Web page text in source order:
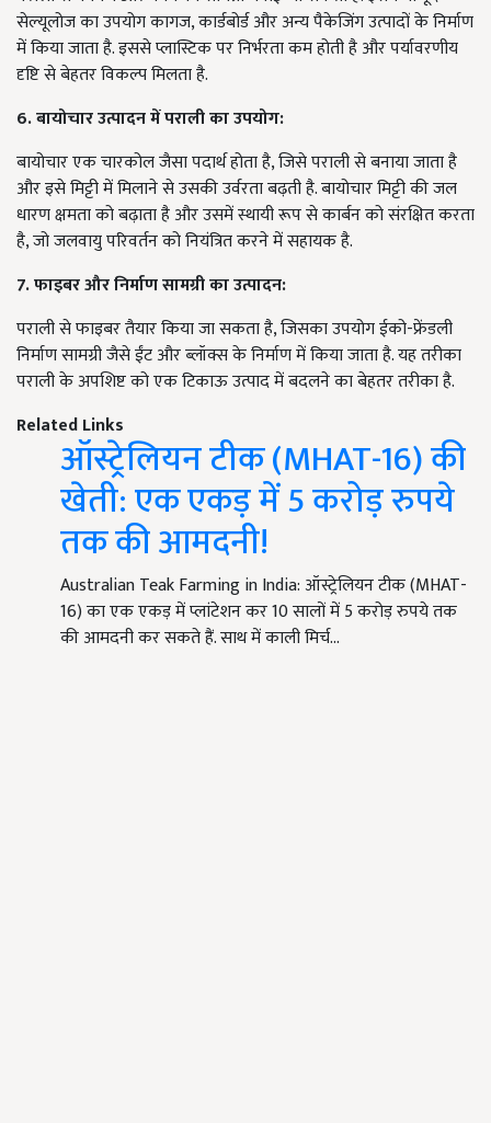
सेल्यूलोज का उपयोग कागज, कार्डबोर्ड और अन्य पैकेजिंग उत्पादों के निर्माण
में किया जाता है. इससे प्लास्टिक पर निर्भरता कम होती है और पर्यावरणीय
दृष्टि से बेहतर विकल्प मिलता है.
6. बायोचार उत्पादन में पराली का उपयोग:
बायोचार एक चारकोल जैसा पदार्थ होता है, जिसे पराली से बनाया जाता है
और इसे मिट्टी में मिलाने से उसकी उर्वरता बढ़ती है. बायोचार मिट्टी की जल
धारण क्षमता को बढ़ाता है और उसमें स्थायी रूप से कार्बन को संरक्षित करता
है, जो जलवायु परिवर्तन को नियंत्रित करने में सहायक है.
7. फाइबर और निर्माण सामग्री का उत्पादन:
पराली से फाइबर तैयार किया जा सकता है, जिसका उपयोग ईको-फ्रेंडली
निर्माण सामग्री जैसे ईंट और ब्लॉक्स के निर्माण में किया जाता है. यह तरीका
पराली के अपशिष्ट को एक टिकाऊ उत्पाद में बदलने का बेहतर तरीका है.
Related Links
ऑस्ट्रेलियन टीक (MHAT-16) की
खेती: एक एकड़ में 5 करोड़ रुपये
तक की आमदनी!
Australian Teak Farming in India: ऑस्ट्रेलियन टीक (MHAT-
16) का एक एकड़ में प्लांटेशन कर 10 सालों में 5 करोड़ रुपये तक
की आमदनी कर सकते हैं. साथ में काली मिर्च…